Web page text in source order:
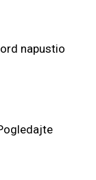
napustio